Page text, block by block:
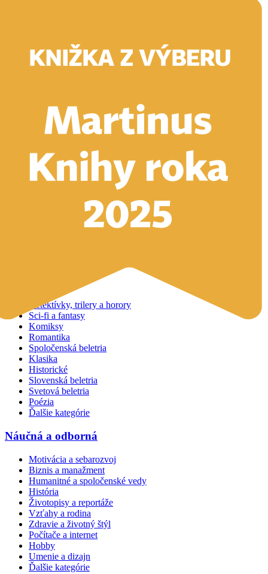
Vyhľadávanie
Vyhľadávanie
Detektívky, trilery a horory
Sci-fi a fantasy
Komiksy
Romantika
Spoločenská beletria
Klasika
Historické
Slovenská beletria
Svetová beletria
Poézia
Ďalšie kategórie
Náučná a odborná
Motivácia a sebarozvoj
Biznis a manažment
Humanitné a spoločenské vedy
História
Životopisy a reportáže
Vzťahy a rodina
Zdravie a životný štýl
Počítače a internet
Hobby
Umenie a dizajn
Ďalšie kategórie